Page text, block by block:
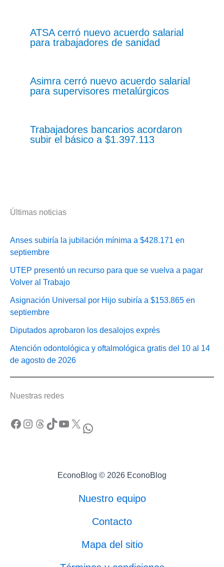
ATSA cerró nuevo acuerdo salarial
para trabajadores de sanidad
Asimra cerró nuevo acuerdo salarial
para supervisores metalúrgicos
Trabajadores bancarios acordaron
subir el básico a $1.397.113
Últimas noticias
Anses subiría la jubilación mínima a $428.171 en
septiembre
UTEP presentó un recurso para que se vuelva a pagar
Volver al Trabajo
Asignación Universal por Hijo subiría a $153.865 en
septiembre
Diputados aprobaron los desalojos exprés
Atención odontológica y oftalmológica gratis del 10 al 14
de agosto de 2026
Nuestras redes
Facebook Instagram Threads TikTok YouTube X WhatsApp
EconoBlog © 2026 EconoBlog
Nuestro equipo
Contacto
Mapa del sitio